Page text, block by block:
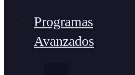
Programas
Avanzados